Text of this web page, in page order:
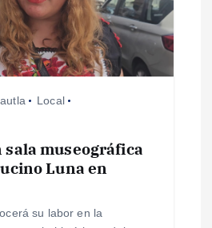
Local
museográfica
Luna en
su labor en la